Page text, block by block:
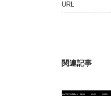
URL
関連記事